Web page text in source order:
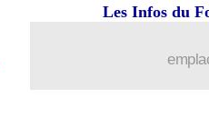
Les Infos du